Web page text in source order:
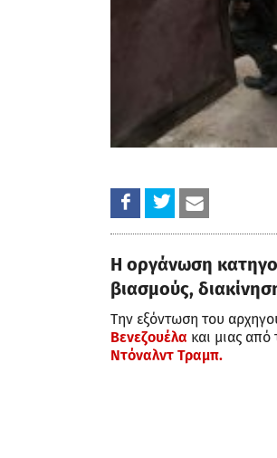
Η οργάνωση
βιασμούς,
Την εξόντωση του
Βενεζουέλα και μιας
Ντόναλντ Τραμπ.